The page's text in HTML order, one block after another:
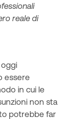
reale di
essere
in cui le
non sta
potrebbe far